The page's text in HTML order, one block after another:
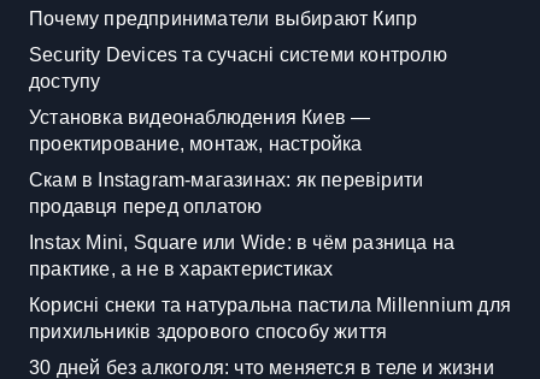
Почему предприниматели выбирают Кипр
Security Devices та сучасні системи контролю
доступу
Установка видеонаблюдения Киев —
проектирование, монтаж, настройка
Скам в Instagram-магазинах: як перевірити
продавця перед оплатою
Instax Mini, Square или Wide: в чём разница на
практике, а не в характеристиках
Корисні снеки та натуральна пастила Millennium для
прихильників здорового способу життя
30 дней без алкоголя: что меняется в теле и жизни